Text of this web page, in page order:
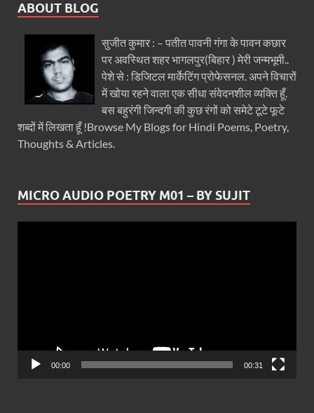
ABOUT BLOG
सुजीत कुमार : – पतीत पावनी गंगा के पावन कछार
पर अवस्थित शहर भागलपुर(बिहार ) मेरी जन्मभूमी..
पेशे से : डिजिटल मार्केटिंग प्रोफेसनल. अपने विचारों
में खोया रहने वाला एक सीधा संवेदनशील व्यक्ति हूँ.
बस बहुरंगी जिन्दगी की कुछ रंगों को समेटे टूटे फूटे
शब्दों में लिखता हूँ !Browse My Blogs for Hindi Poems, Poetry,
Thoughts & Articles.
MICRO AUDIO POETRY M01 – BY SUJIT
00:00 00:31